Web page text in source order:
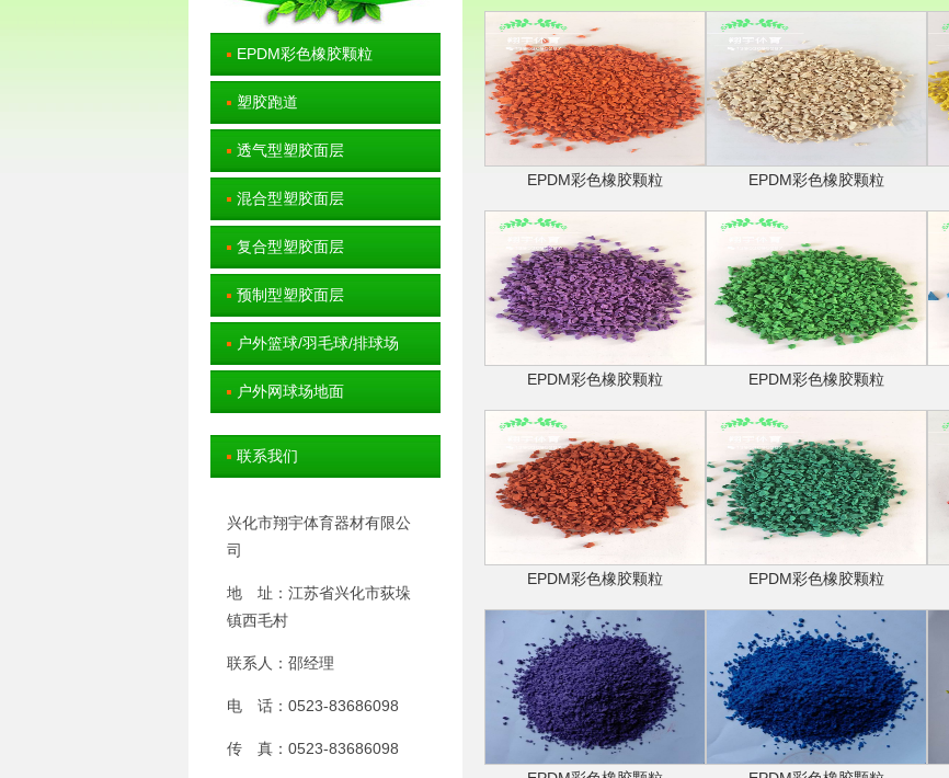
EPDM彩色橡胶颗粒
塑胶跑道
透气型塑胶面层
混合型塑胶面层
复合型塑胶面层
预制型塑胶面层
户外篮球/羽毛球/排球场
户外网球场地面
联系我们
兴化市翔宇体育器材有限公
司
地 址：江苏省兴化市荻垛
镇西毛村
联系人：邵经理
电 话：0523-83686098
传 真：0523-83686098
EPDM彩色橡胶颗粒 EPDM彩色橡胶颗粒
EPDM彩色橡胶颗粒 EPDM彩色橡胶颗粒
EPDM彩色橡胶颗粒 EPDM彩色橡胶颗粒